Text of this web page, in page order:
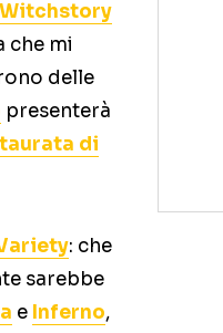
Witchstory
che mi
delle
presenterà
di
: che
sarebbe
e Inferno,